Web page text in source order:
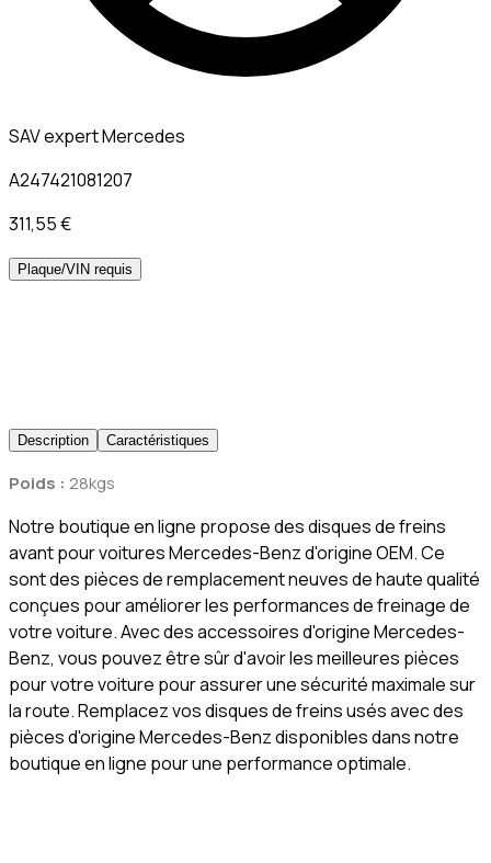
SAV expert Mercedes
A247421081207
311,55 €
Plaque/VIN requis
Description Caractéristiques
Poids : 28kgs
Notre boutique en ligne propose des disques de freins
avant pour voitures Mercedes-Benz d'origine OEM. Ce
sont des pièces de remplacement neuves de haute qualité
conçues pour améliorer les performances de freinage de
votre voiture. Avec des accessoires d'origine Mercedes-
Benz, vous pouvez être sûr d'avoir les meilleures pièces
pour votre voiture pour assurer une sécurité maximale sur
la route. Remplacez vos disques de freins usés avec des
pièces d'origine Mercedes-Benz disponibles dans notre
boutique en ligne pour une performance optimale.